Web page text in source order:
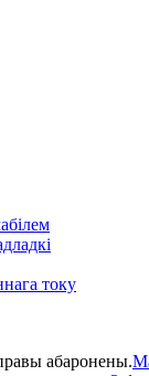
току
абаронены.